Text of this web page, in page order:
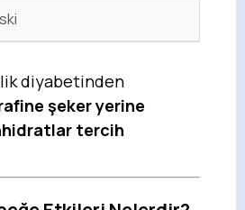
diyabetinden
şeker yerine
tercih